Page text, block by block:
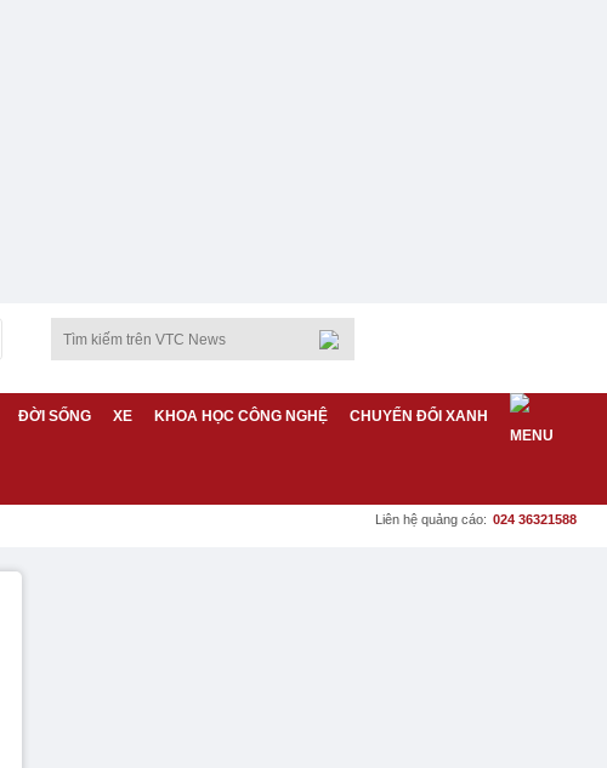
ĐỜI SỐNG XE KHOA HỌC CÔNG NGHỆ CHUYỂN ĐỔI XANH
Liên hệ quảng cáo: 024 36321588